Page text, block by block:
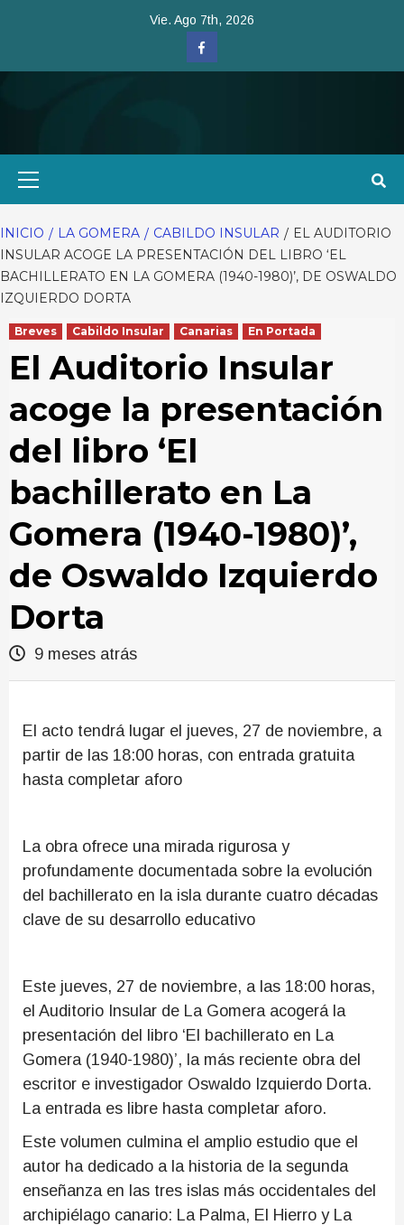
Vie. Ago 7th, 2026
Facebook
INICIO LA GOMERA CABILDO INSULAR
EL AUDITORIO
INSULAR ACOGE LA PRESENTACIÓN DEL LIBRO ‘EL
BACHILLERATO EN LA GOMERA (1940-1980)’, DE OSWALDO
IZQUIERDO DORTA
Breves Cabildo Insular Canarias En Portada
El Auditorio Insular
acoge la presentación
del libro ‘El
bachillerato en La
Gomera (1940-1980)’,
de Oswaldo Izquierdo
Dorta
9 meses atrás
El acto tendrá lugar el jueves, 27 de noviembre, a
partir de las 18:00 horas, con entrada gratuita
hasta completar aforo
La obra ofrece una mirada rigurosa y
profundamente documentada sobre la evolución
del bachillerato en la isla durante cuatro décadas
clave de su desarrollo educativo
Este jueves, 27 de noviembre, a las 18:00 horas,
el Auditorio Insular de La Gomera acogerá la
presentación del libro ‘El bachillerato en La
Gomera (1940-1980)’, la más reciente obra del
escritor e investigador Oswaldo Izquierdo Dorta.
La entrada es libre hasta completar aforo.
Este volumen culmina el amplio estudio que el
autor ha dedicado a la historia de la segunda
enseñanza en las tres islas más occidentales del
archipiélago canario: La Palma, El Hierro y La